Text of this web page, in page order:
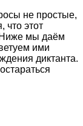
не простые,
что этот
Ниже мы даём
ими
диктанта.